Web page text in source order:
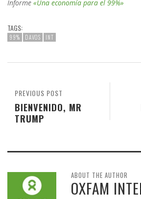
Informe «Una economía para el 99%»
TAGS:
99% DAVOS INT
PREVIOUS POST
BIENVENIDO, MR
TRUMP
ABOUT THE AUTHOR
OXFAM